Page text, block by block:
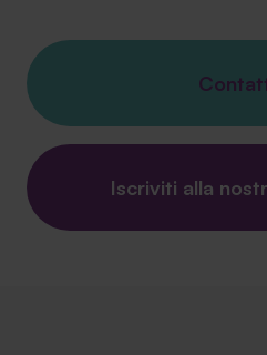
Iscriviti alla